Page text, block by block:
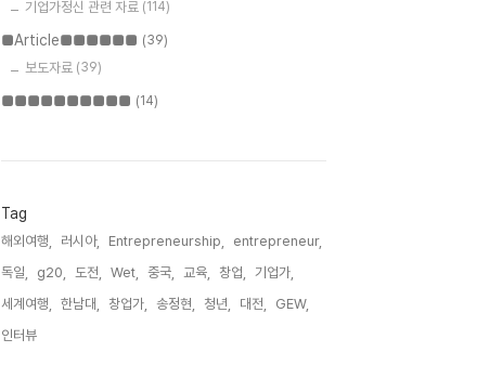
기업가정신 관련 자료 (114)
■Article■■■■■■ (39)
보도자료 (39)
■■■■■■■■■■ (14)
Tag
해외여행, 러시아, Entrepreneurship,
entrepreneur,
독일,
g20, 도전, Wet, 중국, 교육, 창업,
기업가,
세계여행,
한남대, 창업가, 송정현, 청년, 대전,
GEW,
인터뷰,